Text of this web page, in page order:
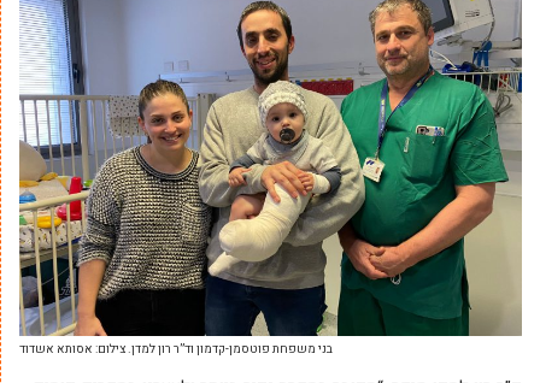
בני משפחת פוטסמן-קדמון וד”ר רון למדן. צילום: אסותא אשדוד